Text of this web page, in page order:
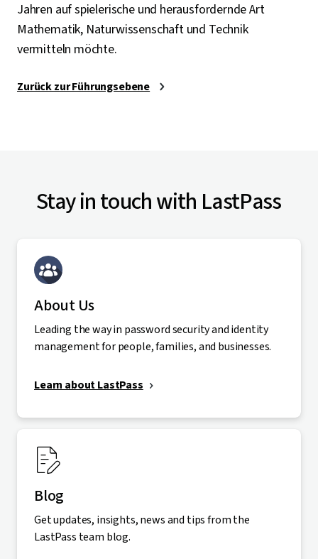
Jahren auf spielerische und herausfordernde Art
Mathematik, Naturwissenschaft und Technik
vermitteln möchte.
Zurück zur Führungsebene
Stay in touch with LastPass
About Us
Leading the way in password security and identity
management for people, families, and businesses.
Learn about LastPass
Blog
Get updates, insights, news and tips from the
LastPass team blog.